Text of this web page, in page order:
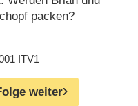
packen?
ITV1
weiter